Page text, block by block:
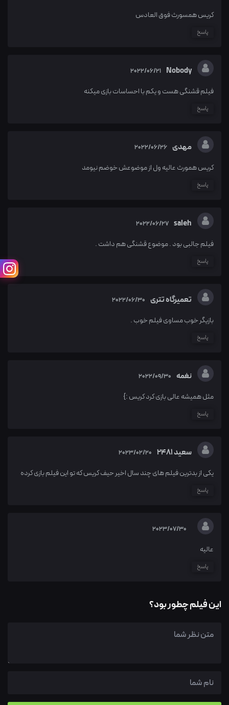
کریس همسورث فوق العادس
پاسخ
Nobody
2022/06/21
فیلم قشنگی هست و یکم با احساسات بازی میکنه
پاسخ
مهدی 2022/06/26
کریس همورث عالیه ول از موضوعش خوضم نیومد
پاسخ
saleh
2022/06/27
فیلم جالبی بود . موضوع قشنگی هم داشت .
پاسخ
تعمیرگاه تتری 2022/06/30
بازیگر خوب مساوی فیلم خوب .
پاسخ
نغمه 2022/09/30
مثل همیشه عالی بازی کرد کریس :}
پاسخ
سعید 2481 2023/02/20
یکی از بدترین فیلم های چند سال اخیر حیف کریس که تو این فیلم بازی کرده
پاسخ
2023/07/30
عالیه
پاسخ
این فیلم چطور بود؟